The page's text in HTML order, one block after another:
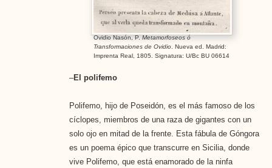
Ovidio Nasón, P.Metamorfoseos ó
Transformaciones de Ovidio. Nueva ed. Madrid:
Imprenta Real, 1805. Signatura: U/Bc BU 06614
–El polifemo
Polifemo, hijo de Poseidón, es el más famoso de los
cíclopes, miembros de una raza de gigantes con un
solo ojo en mitad de la frente. Esta fábula de Góngora
es un poema épico que transcurre en Sicilia, donde
vive Polifemo, que está enamorado de la ninfa